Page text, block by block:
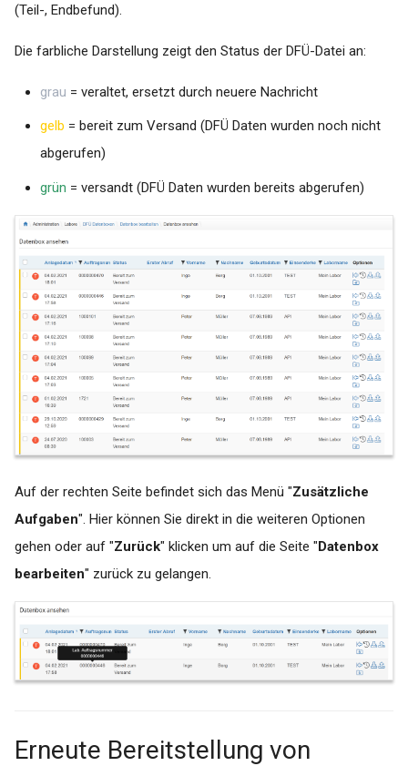
(Teil-, Endbefund).
Die farbliche Darstellung zeigt den Status der DFÜ-Datei an:
grau = veraltet, ersetzt durch neuere Nachricht
gelb = bereit zum Versand (DFÜ Daten wurden noch nicht
abgerufen)
grün = versandt (DFÜ Daten wurden bereits abgerufen)
Auf der rechten Seite befindet sich das Menü "Zusätzliche
Aufgaben". Hier können Sie direkt in die weiteren Optionen
gehen oder auf "Zurück" klicken um auf die Seite "Datenbox
bearbeiten" zurück zu gelangen.
Erneute Bereitstellung von